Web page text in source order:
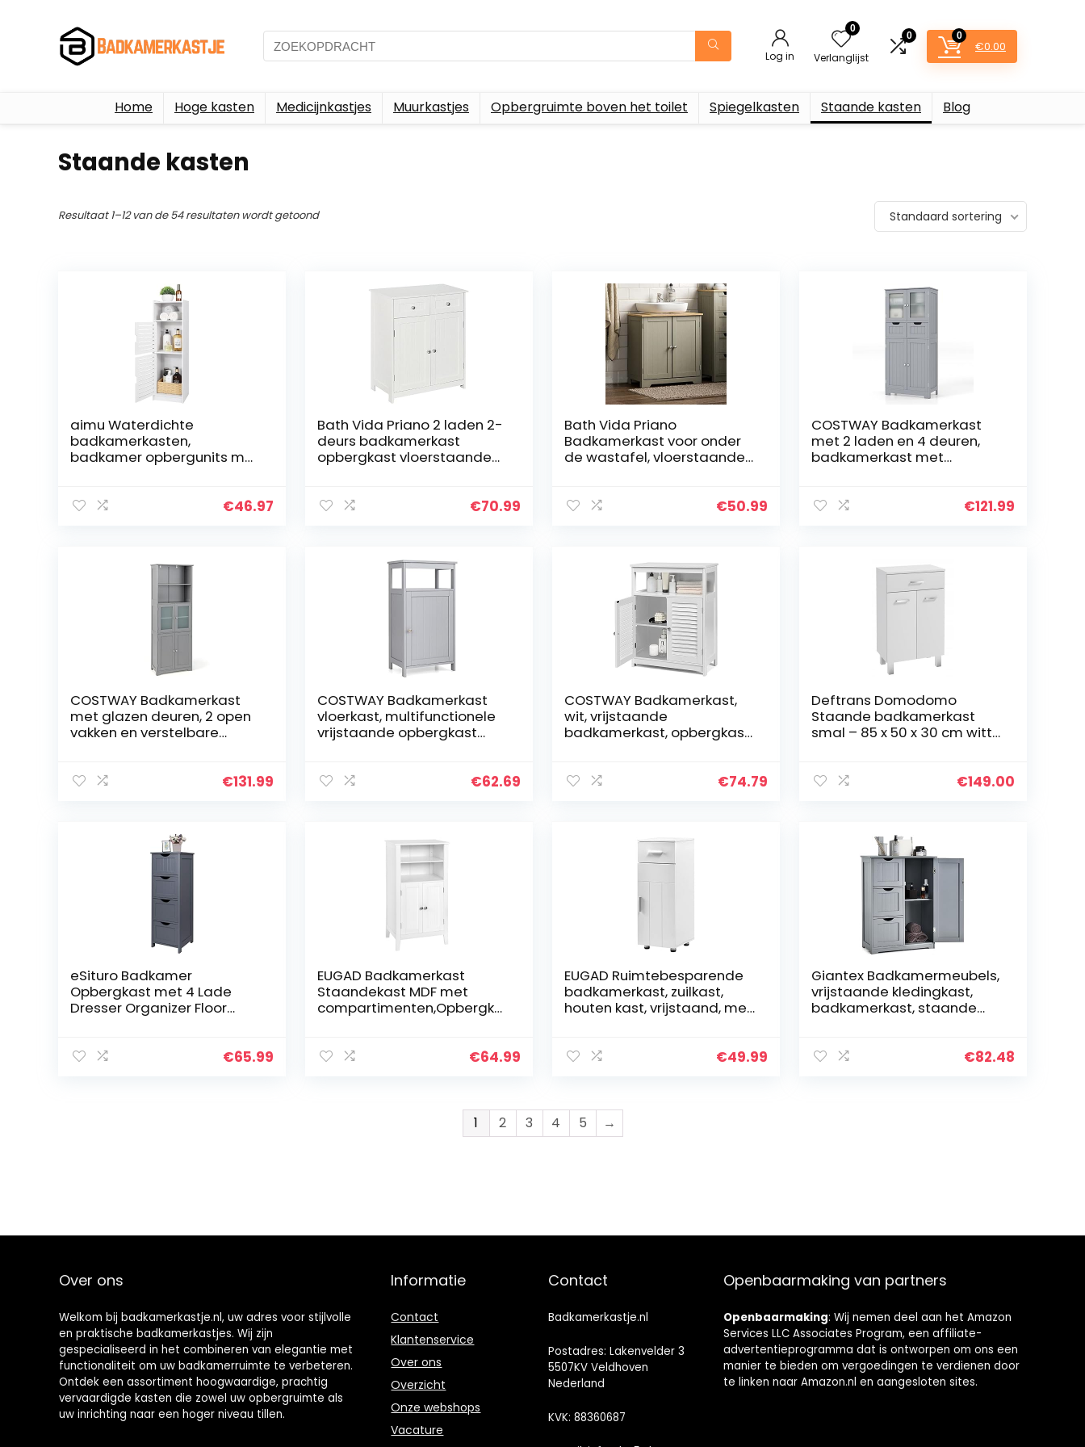
Log in
0
Verlanglijst
0 0
€0.00
Home Hoge kasten Medicijnkastjes Muurkastjes Opbergruimte boven het toilet Spiegelkasten Staande kasten Blog
Staande kasten
Resultaat 1–12 van de 54 resultaten wordt getoond Standaard sortering
aimu Waterdichte
badkamerkasten,
badkamer opbergunits met
hoekorganisatorkast voor
€46.97
Bath Vida Priano 2 laden 2-
deurs badkamerkast
opbergkast vloerstaande
€70.99
Bath Vida Priano
Badkamerkast voor onder
de wastafel, vloerstaande
eiken
€50.99
COSTWAY Badkamerkast
met 2 laden en 4 deuren,
badkamerkast met
keuken, woonkamer (grijs)
€121.99
COSTWAY Badkamerkast
met glazen deuren, 2 open
vakken en verstelbare
voor badkamer, keuken,
€131.99
COSTWAY Badkamerkast
vloerkast, multifunctionele
vrijstaande opbergkast
houten opberg organisator,
€62.69
COSTWAY Badkamerkast,
wit, vrijstaande
badkamerkast, opbergkast
badkamercommode van
€74.79
Deftrans Domodomo
Staande badkamerkast
smal – 85 x 50 x 30 cm witte
badkamerkast met lade
€149.00
eSituro Badkamer
Opbergkast met 4 Lade
Dresser Organizer Floor
€65.99
EUGAD Badkamerkast
Staandekast MDF met
compartimenten,Opbergka
€64.99
EUGAD Ruimtebesparende
badkamerkast, zuilkast,
houten kast, vrijstaand, met
€49.99
Giantex Badkamermeubels,
vrijstaande kledingkast,
badkamerkast, staande
woonkamer,
€82.48
1 2 3 4 5 →
Over ons
Welkom bij badkamerkastje.nl, uw adres voor stijlvolle
en praktische badkamerkastjes. Wij zijn
gespecialiseerd in het combineren van elegantie met
functionaliteit om uw badkamerruimte te verbeteren.
Ontdek een assortiment hoogwaardige, prachtig
vervaardigde kasten die zowel uw opbergruimte als
uw inrichting naar een hoger niveau tillen.
Informatie
Contact
Klantenservice
Over ons
Overzicht
Onze webshops
Vacature
Contact
Badkamerkastje.nl
Postadres: Lakenvelder 3
5507KV Veldhoven
Nederland
KVK: 88360687
Openbaarmaking van partners
Openbaarmaking: Wij nemen deel aan het Amazon
Services LLC Associates Program, een affiliate-
advertentieprogramma dat is ontworpen om ons een
manier te bieden om vergoedingen te verdienen door
te linken naar Amazon.nl en aangesloten sites.